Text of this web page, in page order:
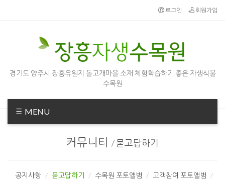
로그인 회원가입
경기도 양주시 장흥유원지 돌고개마을 소재 체험학습하기 좋은 자생식물
수목원
MENU
커뮤니티 /묻고답하기
공지사항 묻고답하기 수목원 포토앨범
고객참여 포토앨범